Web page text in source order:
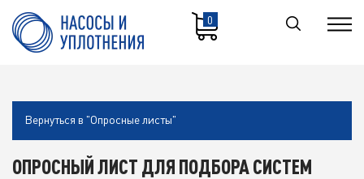
0
Вернуться в "Опросные листы"
ОПРОСНЫЙ ЛИСТ ДЛЯ ПОДБОРА СИСТЕМ